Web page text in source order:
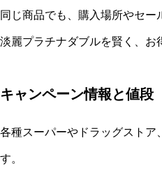
同じ商品でも、購入場所やセ
淡麗プラチナダブルを賢く、お
キャンペーン情報と値段
各種スーパーやドラッグストア
す。